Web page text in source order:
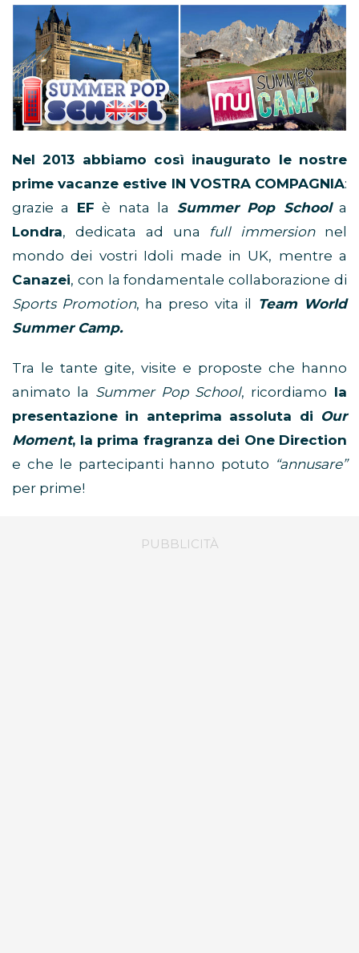
Nel 2013 abbiamo così inaugurato le nostre
prime vacanze estive IN VOSTRA COMPAGNIA:
grazie a EF è nata la Summer Pop Schoola
Londra, dedicata ad una full immersionnel
mondo dei vostri Idoli made in UK, mentre a
Canazei, con la fondamentale collaborazione di
Sports Promotion, ha preso vita il Team World
Summer Camp.
Tra le tante gite, visite e proposte che hanno
animato la Summer Pop School, ricordiamo la
presentazione in anteprima assoluta di Our
Moment, la prima fragranza dei One Direction
e che le partecipanti hanno potuto “annusare”
per prime!